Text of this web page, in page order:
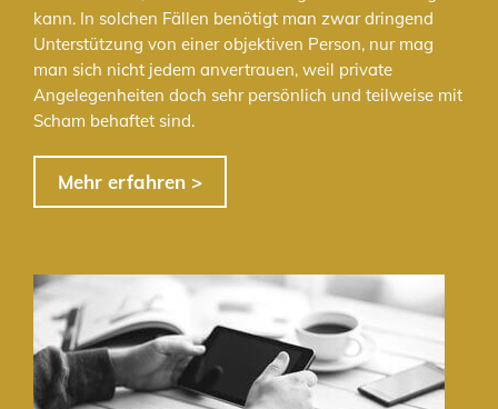
kann. In solchen Fällen benötigt man zwar dringend
Unterstützung von einer objektiven Person, nur mag
man sich nicht jedem anvertrauen, weil private
Angelegenheiten doch sehr persönlich und teilweise mit
Scham behaftet sind.
Mehr erfahren >